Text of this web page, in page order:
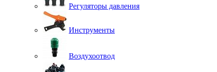
Регуляторы давления
Инструменты
Воздухоотвод